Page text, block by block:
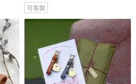
可客製